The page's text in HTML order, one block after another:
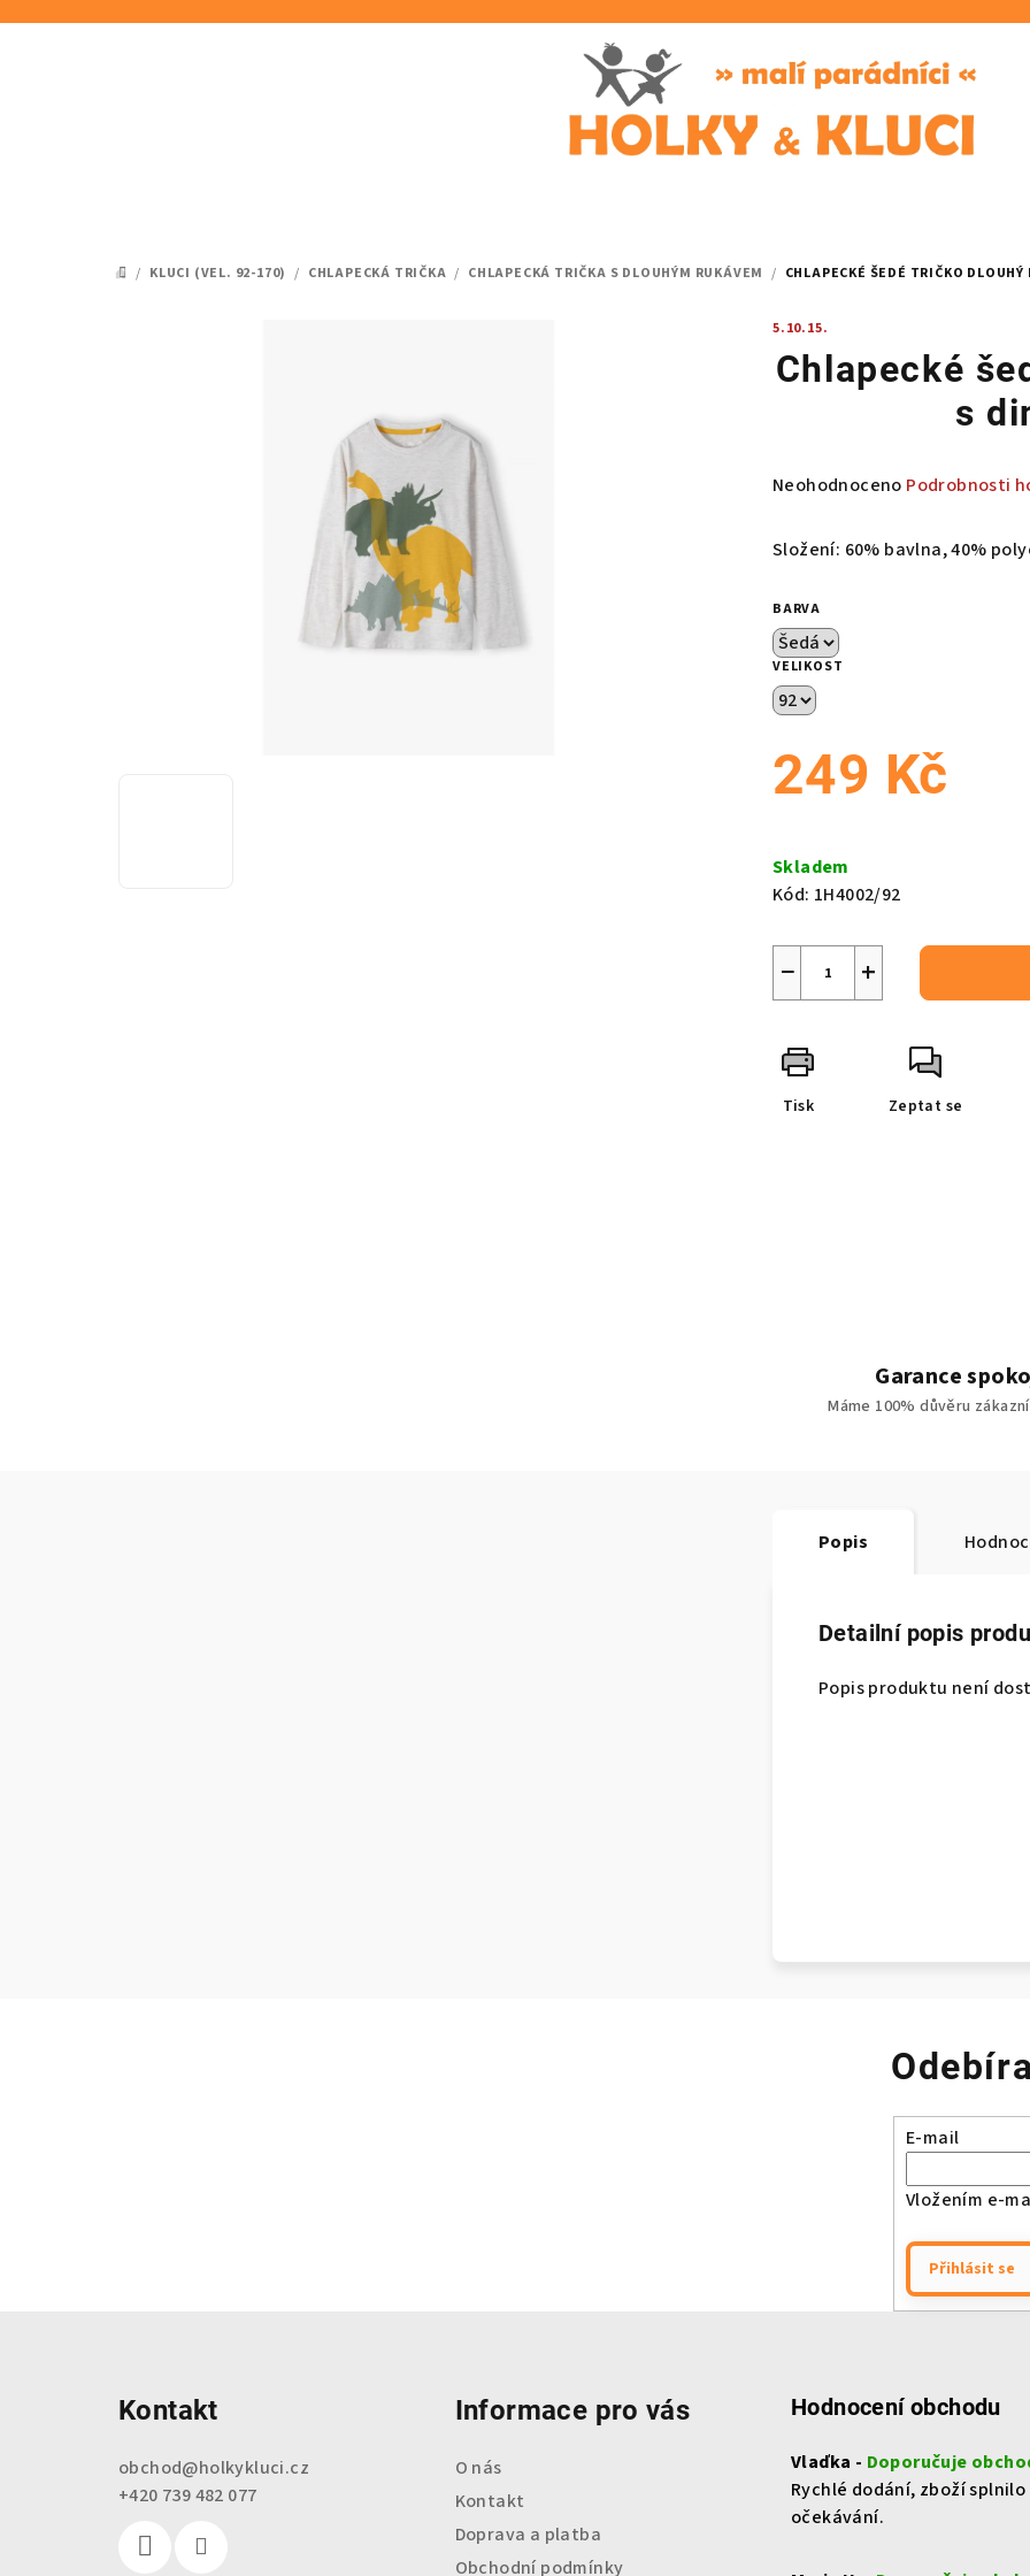
DOMŮ
/ KLUCI (VEL. 92-170) / CHLAPECKÁ TRIČKA / CHLAPECKÁ TRIČKA S DLOUHÝM RUKÁVEM / CHLAPECKÉ ŠEDÉ TRIČKO
5.10.15.
Chlapecké
s
Průměrné
produktu
z
5
hvězdiček.
Neohodnoceno Podrobnosti
Složení: 60% bavlna, 40%
BARVA
VELIKOST
249 Kč
cena:
Skladem
Kód: 1H4002/92
+
−
Tisk Zeptat se
Garance
Máme 100% důvěru
Popis
Detailní popis
Popis produktu není
E-mail
Vložením e-
Přihlásit se
Kontakt
obchod@holkykluci.cz
+420 739 482 077
Informace pro vás
O nás
Kontakt
Doprava a platba
Obchodní podmínky
Hodnocení obchodu
Vlaďka - Doporučuje
Rychlé dodání, zboží splnilo
očekávání.